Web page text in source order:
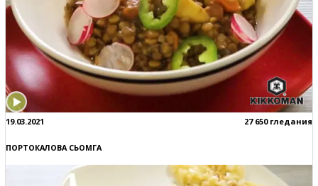
19.03.2021 27 650 гледания
ПОРТОКАЛОВА СЬОМГА